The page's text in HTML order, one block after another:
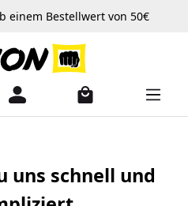
einem Bestellwert von 50€
uns schnell und